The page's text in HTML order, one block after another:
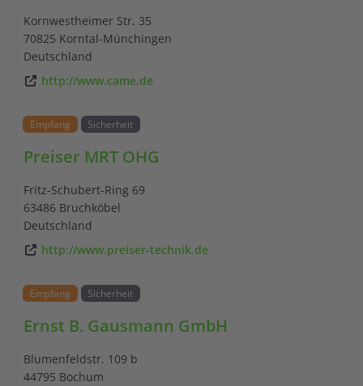
Kornwestheimer Str. 35
70825 Korntal-Münchingen
Deutschland
http://www.came.de
Empfang Sicherheit
Preiser MRT OHG
Fritz-Schubert-Ring 69
63486 Bruchköbel
Deutschland
http://www.preiser-technik.de
Empfang Sicherheit
Ernst B. Gausmann GmbH
Blumenfeldstr. 109 b
44795 Bochum